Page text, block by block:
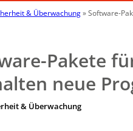
& Überwachung»Software-
Pakete
neue
& Überwachung